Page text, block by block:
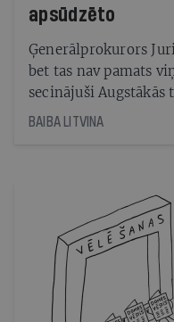
apsūdzēto
Ģenerālprokurors
bet tas nav pamats
secinājuši Augstākās
Viorikas Jirgenas
BAIBA LITVINA